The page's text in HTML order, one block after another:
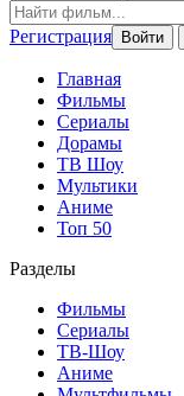
Регистрация Войти
Главная
Фильмы
Сериалы
Дорамы
ТВ Шоу
Мультики
Аниме
Топ 50
Разделы
Фильмы
Сериалы
ТВ-Шоу
Аниме